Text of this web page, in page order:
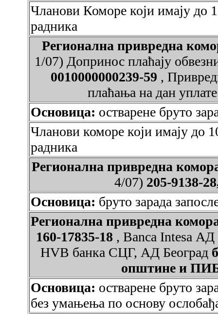
Чланови Коморе који имају до
радника
Регионална привредна
1/07) Допринос плаћају
0010000000239-59 ,
плаћања на дан
Основица: остварене бруто
Чланови коморе који имају до
радника
Регионална привредна
4/07) 205-9138-
Основица: бруто зарада
Регионална привредна
160-17835-18 , Banca Intesa
HVB банка СЦГ, АД Београд
општине и ПИБ
Основица: остварене бруто
без умањења по основу